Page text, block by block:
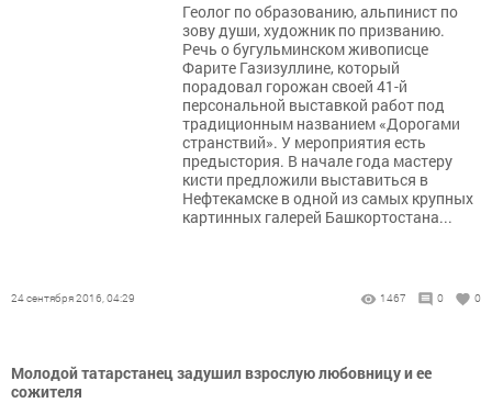
Геолог по образованию, альпинист по
зову души, художник по призванию.
Речь о бугульминском живописце
Фарите Газизуллине, который
порадовал горожан своей 41-й
персональной выставкой работ под
традиционным названием «Дорогами
странствий». У мероприятия есть
предыстория. В начале года мастеру
кисти предложили выставиться в
Нефтекамске в одной из самых крупных
картинных галерей Башкортостана...
24 сентября 2016, 04:29 1467 0 0
Молодой татарстанец задушил взрослую любовницу и ее
сожителя